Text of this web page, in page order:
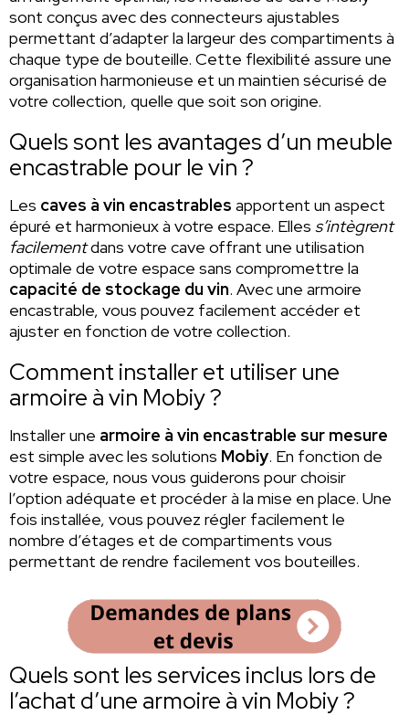
sont conçus avec des connecteurs ajustables
permettant d’adapter la largeur des compartiments à
chaque type de bouteille. Cette flexibilité assure une
organisation harmonieuse et un maintien sécurisé de
votre collection, quelle que soit son origine.
Quels sont les avantages d’un meuble
encastrable pour le vin ?
Les caves à vin encastrables apportent un aspect
épuré et harmonieux à votre espace. Elles s’intègrent
facilementdans votre cave offrant une utilisation
optimale de votre espace sans compromettre la
capacité de stockage du vin. Avec une armoire
encastrable, vous pouvez facilement accéder et
ajuster en fonction de votre collection.
Comment installer et utiliser une
armoire à vin Mobiy ?
Installer une armoire à vin encastrable sur mesure
est simple avec les solutions Mobiy. En fonction de
votre espace, nous vous guiderons pour choisir
l’option adéquate et procéder à la mise en place. Une
fois installée, vous pouvez régler facilement le
nombre d’étages et de compartiments vous
permettant de rendre facilement vos bouteilles.
Quels sont les services inclus lors de
l’achat d’une armoire à vin Mobiy ?